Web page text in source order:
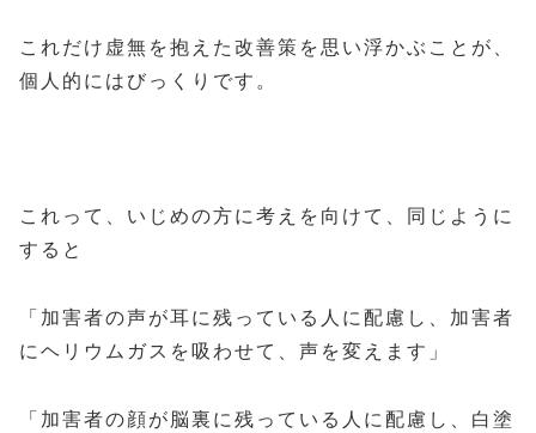
これだけ虚無を抱えた改善策を思い浮かぶことが、
個人的にはびっくりです。
これって、いじめの方に考えを向けて、同じように
すると
「加害者の声が耳に残っている人に配慮し、加害者
にヘリウムガスを吸わせて、声を変えます」
「加害者の顔が脳裏に残っている人に配慮し、白塗